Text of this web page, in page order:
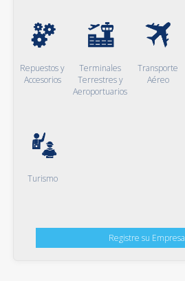
Repuestos y
Accesorios
Terminales
Terrestres y
Aeroportuarios
Transporte
Aéreo
Turismo
Registre su Empresa